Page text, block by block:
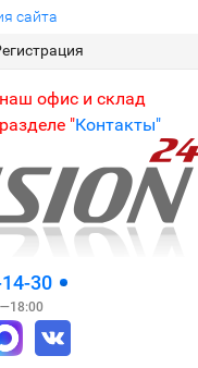
сайта
офис и склад
"Контакты"
30